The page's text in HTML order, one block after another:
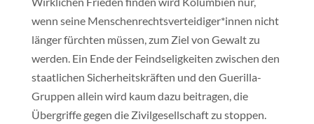
wenn seine Menschenrechtsverteidiger*innen nicht
länger fürchten müssen, zum Ziel von Gewalt zu
werden. Ein Ende der Feindseligkeiten zwischen den
staatlichen Sicherheitskräften und den Guerilla-
Gruppen allein wird kaum dazu beitragen, die
Übergriffe gegen die Zivilgesellschaft zu stoppen.